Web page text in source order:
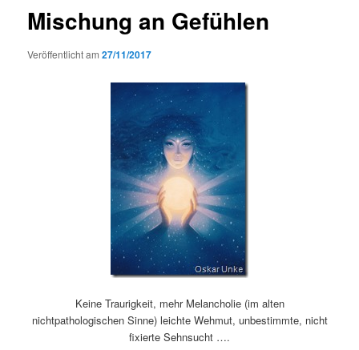
Mischung an Gefühlen
Veröffentlicht am27/11/2017
Keine Traurigkeit, mehr Melancholie (im alten
nichtpathologischen Sinne) leichte Wehmut, unbestimmte, nicht
fixierte Sehnsucht ….